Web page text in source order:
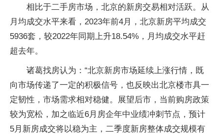
相比于二手房市场，北京的新房交易相对活跃。从
月均成交水平来看，2023年前4月，北京新房平均成交
5936套，较2022年同期上升18.54%，月均成交水平赶
超去年。
诸葛找房认为：“北京新房市场延续上涨行情，既
向市场传递了一定的积极信号，也反映出北京楼市具一
定韧性，市场需求相对稳健。展望后市，当前购房政策
较为宽松，加之临近6月房企年中业绩冲刺节点，预计
5月新房成交将以稳为主，二季度新房整体成交规模有